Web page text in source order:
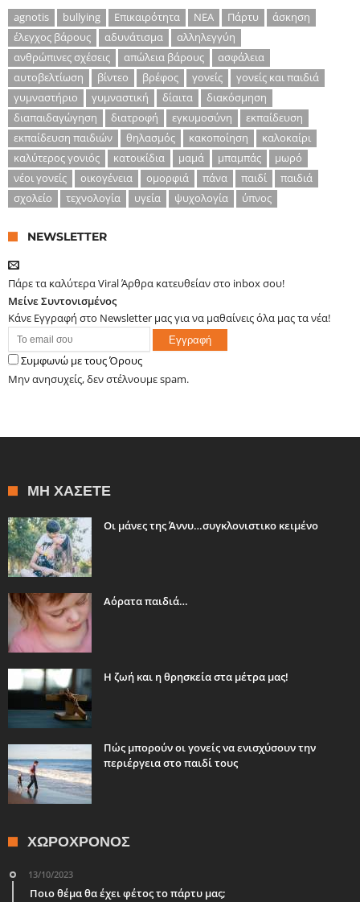
agnotis
bullying Επικαιρότητα ΝΕΑ Πάρτυ
άσκηση
έλεγχος βάρους
αδυνάτισμα
αλληλεγγύη
ανθρώπινες σχέσεις
απώλεια βάρους
ασφάλεια
αυτοβελτίωση
βίντεο βρέφος γονείς
γονείς και παιδιά
γυμναστήριο
γυμναστική δίαιτα
διακόσμηση
διαπαιδαγώγηση
διατροφή εγκυμοσύνη
εκπαίδευση
εκπαίδευση παιδιών
θηλασμός κακοποίηση
καλοκαίρι
καλύτερος γονιός
κατοικίδια μαμά μπαμπάς
μωρό
νέοι γονείς
οικογένεια ομορφιά πάνα παιδί
παιδιά
σχολείο
τεχνολογία υγεία ψυχολογία ύπνος
NEWSLETTER
Πάρε τα καλύτερα Viral Άρθρα κατευθείαν στο inbox σου!
Μείνε Συντονισμένος
Κάνε Εγγραφή στο Newsletter μας για να μαθαίνεις όλα μας τα νέα!
Συμφωνώ με τους Όρους
Μην ανησυχείς, δεν στέλνουμε spam.
ΜΗ ΧΆΣΕΤΕ
Οι μάνες της Άννυ…συγκλονιστικο κειμένο
Αόρατα παιδιά…
Η ζωή και η θρησκεία στα μέτρα μας!
Πώς μπορούν οι γονείς να ενισχύσουν την
περιέργεια στο παιδί τους
ΧΩΡΟΧΡΌΝΟΣ
13/10/2023
Ποιο θέμα θα έχει φέτος το πάρτυ μας;